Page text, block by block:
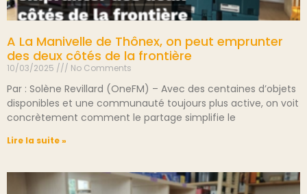
A La Manivelle de Thônex, on peut emprunter
des deux côtés de la frontière
10/03/2025 No Comments
Par : Solène Revillard (OneFM) – Avec des centaines d’objets
disponibles et une communauté toujours plus active, on voit
concrètement comment le partage simplifie le
Lire la suite »